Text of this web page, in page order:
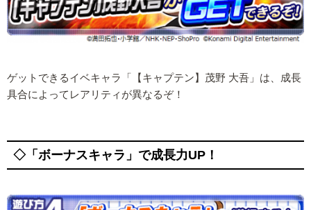
ゲットできるイベキャラ「【キャプテン】茂野 大吾」は、成長
具合によってレアリティが異なるぞ！
◇「ボーナスキャラ」で成長力UP！